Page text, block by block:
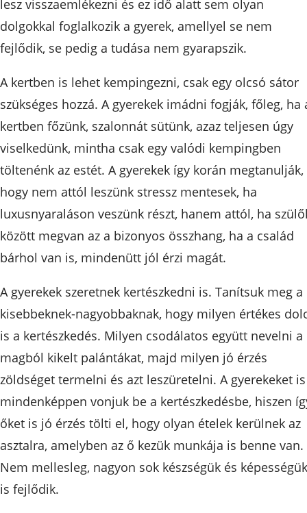
lesz visszaemlékezni és ez idő alatt sem olyan
dolgokkal foglalkozik a gyerek, amellyel se nem
fejlődik, se pedig a tudása nem gyarapszik.
A kertben is lehet kempingezni, csak egy olcsó sátor
szükséges hozzá. A gyerekek imádni fogják, főleg, ha
kertben főzünk, szalonnát sütünk, azaz teljesen úgy
viselkedünk, mintha csak egy valódi kempingben
töltenénk az estét. A gyerekek így korán megtanulják,
hogy nem attól leszünk stressz mentesek, ha
luxusnyaraláson veszünk részt, hanem attól, ha
között megvan az a bizonyos összhang, ha a család
bárhol van is, mindenütt jól érzi magát.
A gyerekek szeretnek kertészkedni is. Tanítsuk meg a
kisebbeknek-nagyobbaknak, hogy milyen értékes
is a kertészkedés. Milyen csodálatos együtt nevelni a
magból kikelt palántákat, majd milyen jó érzés
zöldséget termelni és azt leszüretelni. A gyerekeket is
mindenképpen vonjuk be a kertészkedésbe, hiszen
őket is jó érzés tölti el, hogy olyan ételek kerülnek az
asztalra, amelyben az ő kezük munkája is benne van.
Nem mellesleg, nagyon sok készségük és képességük
is fejlődik.